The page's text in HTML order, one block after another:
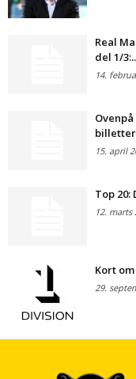
Real
del 1/
14.
15. april
Top
12. marts
Kort
29.